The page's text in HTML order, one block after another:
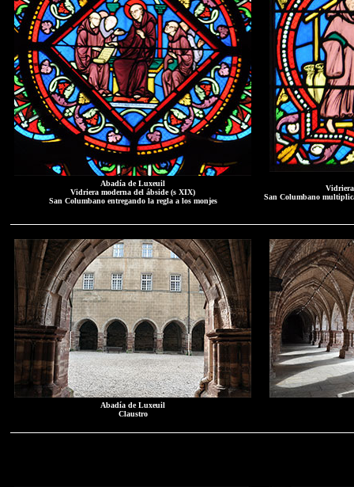
Abadía de Luxeuil
Vidriera moderna del ábside (s XIX)
San Columbano entregando la regla a los monjes
San Columbano
Abadía de Luxeuil
Claustro